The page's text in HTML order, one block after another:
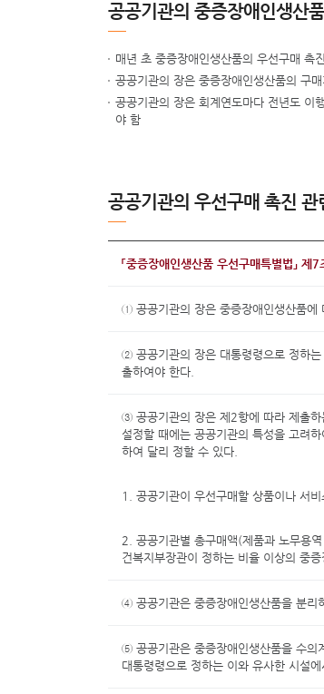
공공기관의 중증장애인생산
매년 초 중증장애인생산품의 우선구매 촉
공공기관의 장은 중증장애인생산품의 구
공공기관의 장은 회계연도마다 전년도 이
야 함
공공기관의 우선구매 촉진 관
「중증장애인생산품 우선구매특별법」 제7
① 공공기관의 장은 중증장애인생산품에
② 공공기관의 장은 대통령령으로 정하는
출하여야 한다.
③ 공공기관의 장은 제2항에 따라 제출
설정할 때에는 공공기관의 특성을 고려
하여 달리 정할 수 있다.
1. 공공기관이 우선구매할 상품이나 서
2. 공공기관별 총구매액(제품과 노무용
건복지부장관이 정하는 비율 이상의 중
④ 공공기관은 중증장애인생산품을 분리
⑤ 공공기관은 중증장애인생산품을 수의
대통령령으로 정하는 이와 유사한 시설